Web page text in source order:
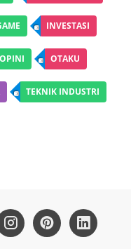
INVESTASI
OPINI OTAKU
TEKNIK INDUSTRI